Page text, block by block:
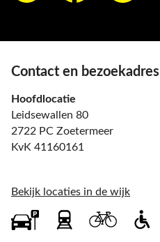
Contact en bezoekadres
Hoofdlocatie
Leidsewallen 80
2722 PC Zoetermeer
KvK 41160161
Bekijk locaties in de wijk